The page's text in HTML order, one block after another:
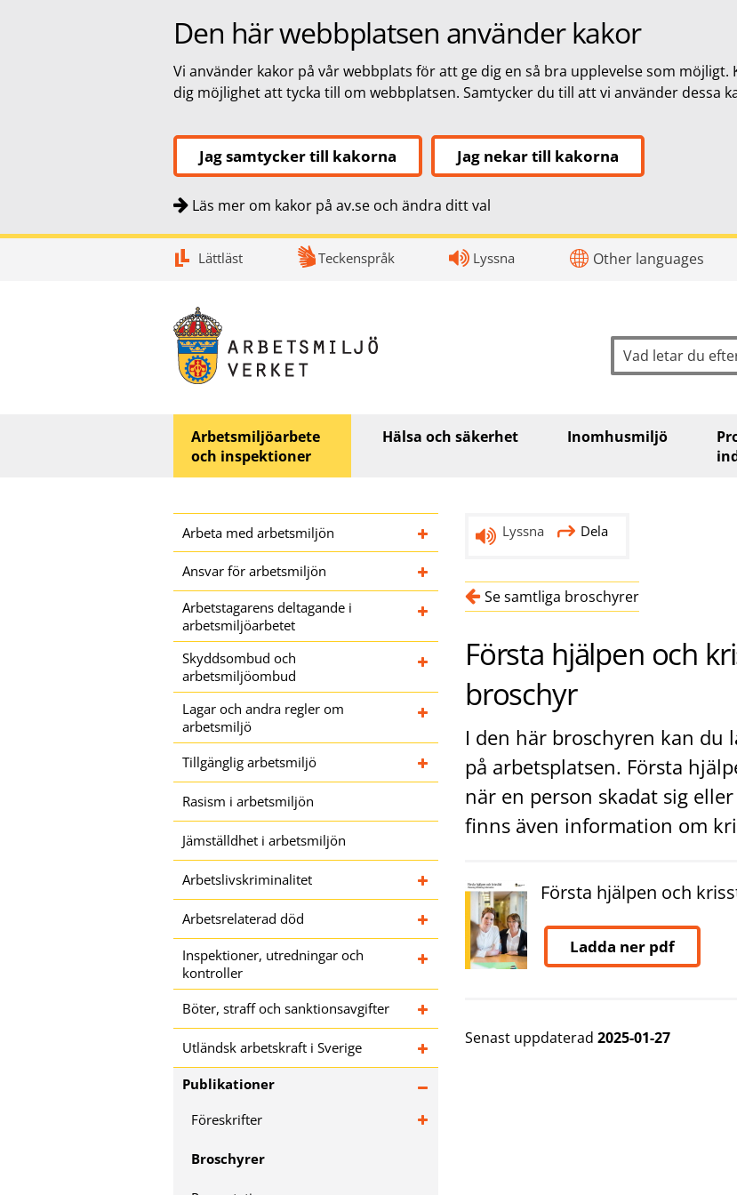
Den här webbplatsen använder kakor
Vi använder kakor på vår webbplats för att ge dig en så bra upplevelse som
dig möjlighet att tycka till om webbplatsen. Samtycker du till att vi använder dessa
Jag samtycker till kakorna Jag nekar till kakorna
Läs mer om kakor på av.se och ändra ditt val
Lättläst Teckenspråk Lyssna Other languages
Sök
Arbetsmiljöarbete
och inspektioner
Hälsa och säkerhet Inomhusmiljö
Arbeta med arbetsmiljön
Ansvar för arbetsmiljön
Arbetstagarens deltagande i
arbetsmiljöarbetet
Skyddsombud och
arbetsmiljöombud
Lagar och andra regler om
arbetsmiljö
Tillgänglig arbetsmiljö
Rasism i arbetsmiljön
Jämställdhet i arbetsmiljön
Arbetslivskriminalitet
Arbetsrelaterad död
Inspektioner, utredningar och
kontroller
Böter, straff och sanktionsavgifter
Utländsk arbetskraft i Sverige
Publikationer
Föreskrifter
Broschyrer
Lyssna Dela
Se samtliga broschyrer
Första hjälpen och
broschyr
I den här broschyren kan du
på arbetsplatsen. Första
när en person skadat sig
finns även information om
Första hjälpen och
Ladda ner pdf
Senast uppdaterad 2025-01-27